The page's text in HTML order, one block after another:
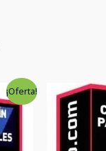
¡Oferta!
El